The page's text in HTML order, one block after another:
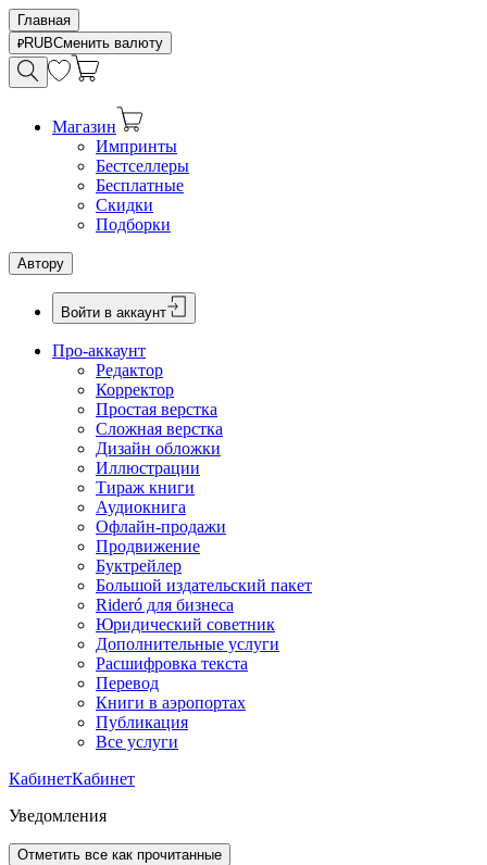
Главная
RUBСменить валюту
Магазин
Импринты
Бестселлеры
Бесплатные
Скидки
Подборки
Автору
Войти в аккаунт
Про-аккаунт
Редактор
Корректор
Простая верстка
Сложная верстка
Дизайн обложки
Иллюстрации
Тираж книги
Аудиокнига
Офлайн-продажи
Продвижение
Буктрейлер
Большой издательский пакет
Rideró для бизнеса
Юридический советник
Дополнительные услуги
Расшифровка текста
Перевод
Книги в аэропортах
Публикация
Все услуги
КабинетКабинет
Уведомления
Отметить все как прочитанные